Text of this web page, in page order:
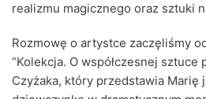
realizmu magicznego oraz sztuki
Rozmowę o artystce zaczęliśmy
“Kolekcja. O współczesnej sztuce
Czyżaka, który przedstawia Marię